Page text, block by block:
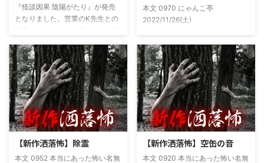
『怪談因果 陰陽がたり』が発売
となりました。営業のK先生との
上げましたので内容の濃さ・面白
さは保証します。ぜひともご購入
くださいませ。 書影かっこいい
ですね！帯の煽り文句も最高です
(^^)v購入ページ
https://amzn.to/49NrwuE特設ペ
ージ
54ee5238af1
本文 0970 にゃんこ亭
2022/11/26(土)
に言うオカルト系な話がまあまあ
好きで、最近占いとかを副業で始
めてた。今はちょっとメンタルの
状況やらで退いたけど実力試しも
かねてSNSでフォロワー相手に占
いとかしていたもんです。実力
は・・・ありがたいことに当たっ
た！ドンピシャ！と嬉しい声もあ
合ったのが大学生のAちゃん。彼
女もオカルト系な話が好きで(そ
【新作洒落怖】除霊
本文 0952 本当にあった怖い名無
【新作洒落怖】空缶の音
本文 0920 本当にあった怖い名無